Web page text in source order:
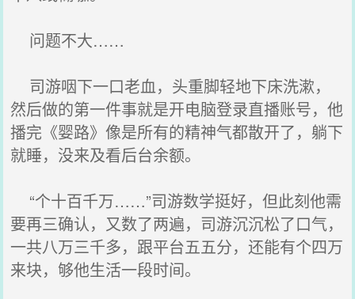
问题不大……
司游咽下一口老血，头重脚轻地下床洗漱，
然后做的第一件事就是开电脑登录直播账号，他
播完《婴路》像是所有的精神气都散开了，躺下
就睡，没来及看后台余额。
“个十百千万……”司游数学挺好，但此刻他需
要再三确认，又数了两遍，司游沉沉松了口气，
一共八万三千多，跟平台五五分，还能有个四万
来块，够他生活一段时间。